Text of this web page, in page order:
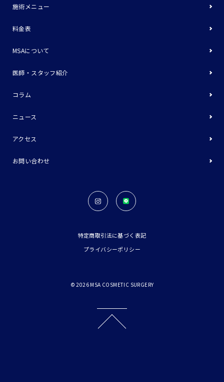
施術メニュー
料金表
MSAについて
医師・スタッフ紹介
コラム
ニュース
アクセス
お問い合わせ
特定商取引法に基づく表記
プライバシーポリシー
©2026 MSA COSMETIC SURGERY